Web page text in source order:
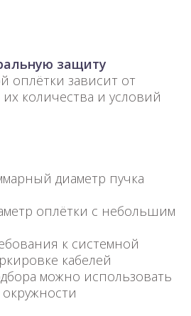
защиту
оплётки зависит от
количества и условий
диаметр пучка
оплётки с небольшим
к системной
кабелей
можно использовать